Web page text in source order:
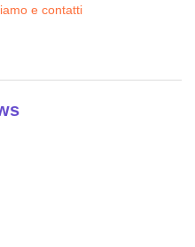
e contatti